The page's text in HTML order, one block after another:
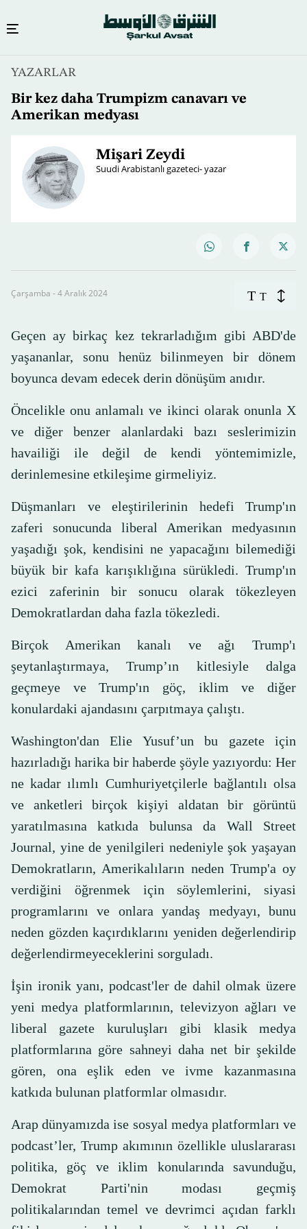
YAZARLAR
Bir kez daha Trumpizm canavarı ve
Amerikan medyası
Mişari Zeydi
Suudi Arabistanlı gazeteci- yazar
Çarşamba - 4 Aralık 2024 T T
Geçen ay birkaç kez tekrarladığım gibi ABD'de
yaşananlar, sonu henüz bilinmeyen bir dönem
boyunca devam edecek derin dönüşüm anıdır.
Öncelikle onu anlamalı ve ikinci olarak onunla X
ve diğer benzer alanlardaki bazı seslerimizin
havailiği ile değil de kendi yöntemimizle,
derinlemesine etkileşime girmeliyiz.
Düşmanları ve eleştirilerinin hedefi Trump'ın
zaferi sonucunda liberal Amerikan medyasının
yaşadığı şok, kendisini ne yapacağını bilemediği
büyük bir kafa karışıklığına sürükledi. Trump'ın
ezici zaferinin bir sonucu olarak tökezleyen
Demokratlardan daha fazla tökezledi.
Birçok Amerikan kanalı ve ağı Trump'ı
şeytanlaştırmaya, Trump’ın kitlesiyle dalga
geçmeye ve Trump'ın göç, iklim ve diğer
konulardaki ajandasını çarpıtmaya çalıştı.
Washington'dan Elie Yusuf’un bu gazete için
hazırladığı harika bir haberde şöyle yazıyordu: Her
ne kadar ılımlı Cumhuriyetçilerle bağlantılı olsa
ve anketleri birçok kişiyi aldatan bir görüntü
yaratılmasına katkıda bulunsa da Wall Street
Journal, yine de yenilgileri nedeniyle şok yaşayan
Demokratların, Amerikalıların neden Trump'a oy
verdiğini öğrenmek için söylemlerini, siyasi
programlarını ve onlara yandaş medyayı, bunu
neden gözden kaçırdıklarını yeniden değerlendirip
değerlendirmeyeceklerini sorguladı.
İşin ironik yanı, podcast'ler de dahil olmak üzere
yeni medya platformlarının, televizyon ağları ve
liberal gazete kuruluşları gibi klasik medya
platformlarına göre sahneyi daha net bir şekilde
gören, ona eşlik eden ve ivme kazanmasına
katkıda bulunan platformlar olmasıdır.
Arap dünyamızda ise sosyal medya platformları ve
podcast’ler, Trump akımının özellikle uluslararası
politika, göç ve iklim konularında savunduğu,
Demokrat Parti'nin modası geçmiş
politikalarından temel ve devrimci açıdan farklı